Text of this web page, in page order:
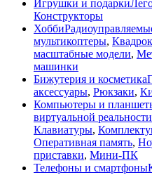
Игрушки и подарки
Конструкторы
Хобби
мультикоптеры,
масштабные модели,
машинки
Бижутерия и косметика
аксессуары, Рюкзаки,
Компьютеры и
виртуальной реальности
Клавиатуры,
Оперативная память,
приставки, Мини-ПК
Телефоны и смартфоны